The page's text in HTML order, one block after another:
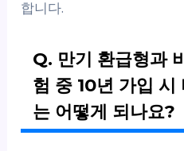
합니다.
Q. 만기 환급형과
험 중 10년 가입 시
는 어떻게 되나요?